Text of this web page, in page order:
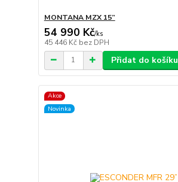
MONTANA MZX 15”
54 990 Kč/ks
45 446 Kč bez DPH
Přidat do košíku
Akce
Novinka